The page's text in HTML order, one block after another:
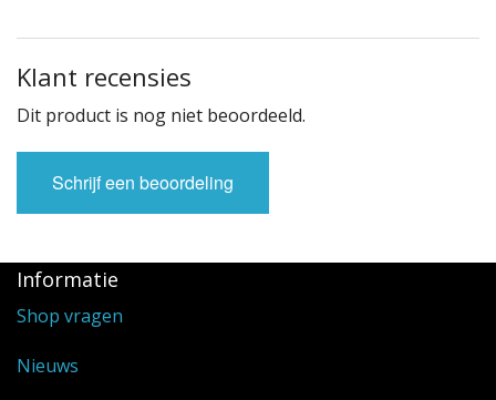
Klant recensies
Dit product is nog niet beoordeeld.
Schrijf een beoordeling
Informatie
Shop vragen
Nieuws